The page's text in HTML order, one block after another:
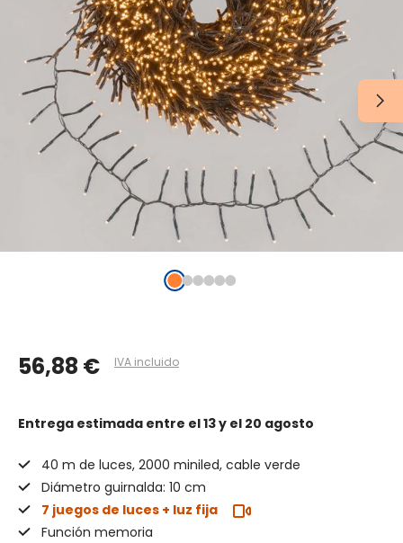
56,88 € IVA incluido
Entrega estimada entre el 13 y el 20 agosto
40 m de luces, 2000 miniled, cable verde
Diámetro guirnalda: 10 cm
7 juegos de luces + luz fija
Función memoria